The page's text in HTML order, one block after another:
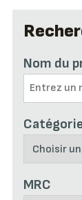
Nom du
MRC